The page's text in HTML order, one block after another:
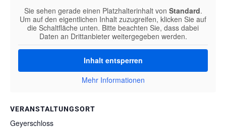
VERANSTALTUNGSORT
Geyerschloss
Sie sehen gerade einen Platzhalterinhalt von Standard.
Um auf den eigentlichen Inhalt zuzugreifen, klicken Sie auf
die Schaltfläche unten. Bitte beachten Sie, dass dabei
Daten an Drittanbieter weitergegeben werden.
Inhalt entsperren
Mehr Informationen